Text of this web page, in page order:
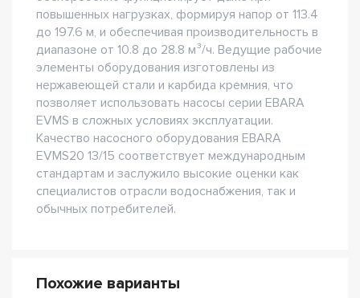
повышенных нагрузках, формируя напор от 113.4
до 197.6 м, и обеспечивая производительность в
диапазоне от 10.8 до 28.8 м³/ч. Ведущие рабочие
элементы оборудования изготовлены из
нержавеющей стали и карбида кремния, что
позволяет использовать насосы серии EBARA
EVMS в сложных условиях эксплуатации.
Качество насосного оборудования EBARA
EVMS20 13/15 соответствует международным
стандартам и заслужило высокие оценки как
специалистов отрасли водоснабжения, так и
обычных потребителей.
Похожие варианты